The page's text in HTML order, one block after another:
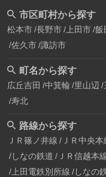
市区町村から探す
松本市 長野市 上田市 飯
佐久市 諏訪市
町名から探す
広丘吉田 中箕輪 里山辺
寿北
路線から探す
ＪＲ篠ノ井線 ＪＲ中央本
しなの鉄道 ＪＲ信越本
上田電鉄別所線 しなの